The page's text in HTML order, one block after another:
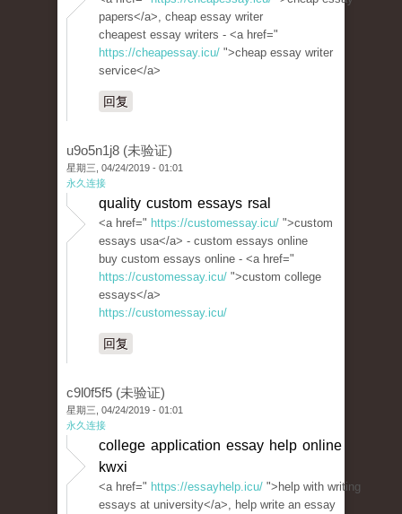
papers</a>, cheap essay writer
cheapest essay writers - <a href="
https://cheapessay.icu/ ">cheap essay writer
service</a>
回复
u9o5n1j8 (未验证)
星期三, 04/24/2019 - 01:01
永久连接
quality custom essays rsal
<a href=" https://customessay.icu/ ">custom
essays usa</a> - custom essays online
buy custom essays online - <a href="
https://customessay.icu/ ">custom college
essays</a>
https://customessay.icu/
回复
c9l0f5f5 (未验证)
星期三, 04/24/2019 - 01:01
永久连接
college application essay help online
kwxi
<a href=" https://essayhelp.icu/ ">help with writing
essays at university</a>, help write an essay